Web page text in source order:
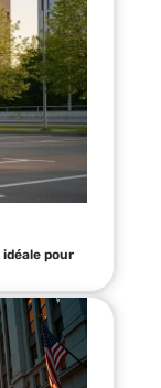
pour